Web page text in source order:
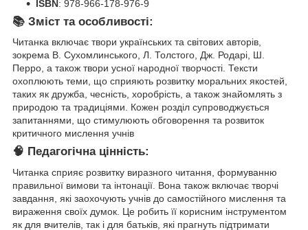
ISBN: 978-966-178-976-9
📚 Зміст та особливості:
Читанка включає твори українських та світових авторів,
зокрема В. Сухомлинського, Л. Толстого, Дж. Родарі, Ш.
Перро, а також твори усної народної творчості. Тексти
охоплюють теми, що сприяють розвитку моральних якостей,
таких як дружба, чесність, хоробрість, а також знайомлять з
природою та традиціями. Кожен розділ супроводжується
запитаннями, що стимулюють обговорення та розвиток
критичного мислення учнів
🧠 Педагогічна цінність:
Читанка сприяє розвитку виразного читання, формуванню
правильної вимови та інтонації. Вона також включає творчі
завдання, які заохочують учнів до самостійного мислення та
вираження своїх думок. Це робить її корисним інструментом
як для вчителів, так і для батьків, які прагнуть підтримати